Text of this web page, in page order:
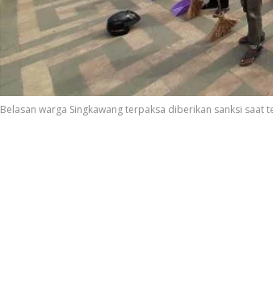
Belasan warga Singkawang terpaksa diberikan sanksi